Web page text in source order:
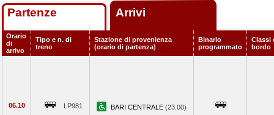
Partenze Arrivi
Orario
di
arrivo
Tipo e n. di
treno
Stazione di provenienza
(orario di partenza)
Binario
programmato
Classi
bordo
06.10 LP981 BARI CENTRALE (23.00)